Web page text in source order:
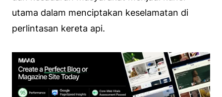
utama dalam menciptakan keselamatan di
perlintasan kereta api.